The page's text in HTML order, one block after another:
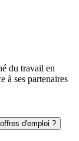
du travail en
à ses partenaires
d'emploi ?